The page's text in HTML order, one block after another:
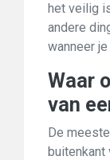
het veilig
andere
wanneer
Waar
van
De